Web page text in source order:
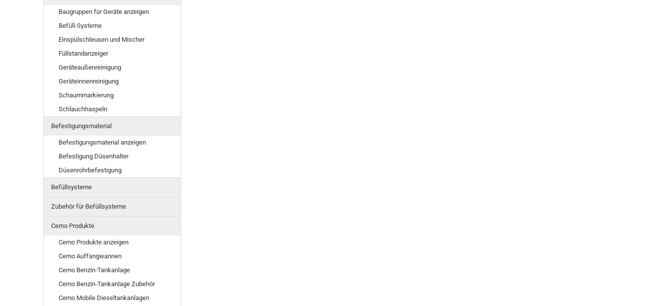
Baugruppen für Geräte anzeigen
Befüll-Systeme
Einspülschleusen und Mischer
Füllstandanzeiger
Geräteaußenreinigung
Geräteinnenreinigung
Schaummarkierung
Schlauchhaspeln
Befestigungsmaterial
Befestigungsmaterial anzeigen
Befestigung Düsenhalter
Düsenrohrbefestigung
Befüllsysteme
Zubehör für Befüllsysteme
Cemo Produkte
Cemo Produkte anzeigen
Cemo Auffangwannen
Cemo Benzin-Tankanlage
Cemo Benzin-Tankanlage Zubehör
Cemo Mobile Dieseltankanlagen